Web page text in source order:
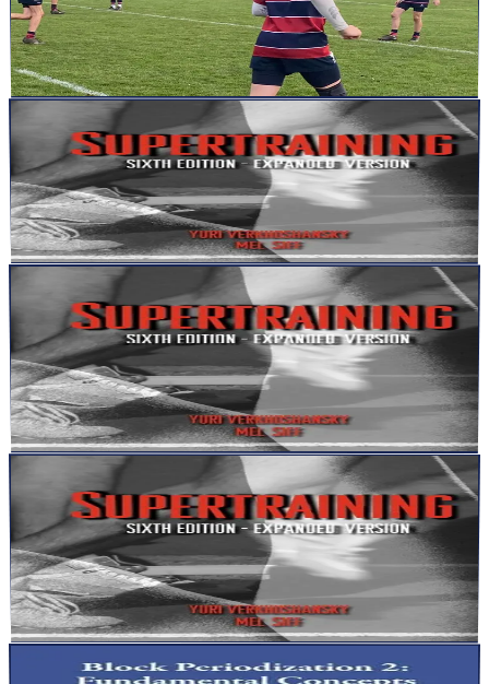
Salut L’athlète, le coach, le passionné de performance, Il y a une
idée profondément ancrée dans le sport. Une idée simp...
Lire la suite
2 févr. 2026
Pourquoi certains durent… et d’autres s’usent
Salut L’athlète, le coach, le passionné de performance, La plupart
des carrières sportives ne s’arrêtent pas sur une ble...
Lire la suite
articles
2 févr. 2026
Pourquoi certains s’effondrent quand l’intensité
monte
Salut L’athlète, le coach, le passionné de performance, Il y a une
scène que l’on retrouve dans presque tous les sports....
Lire la suite
articles
2 févr. 2026
Supertraining : la performance n’est pas là où on la
cherche
Salut l’athlète, le coach, le passionné de performance, Il existe des
livres qui ne cherchent pas à séduire. Pas de stor...
Lire la suite